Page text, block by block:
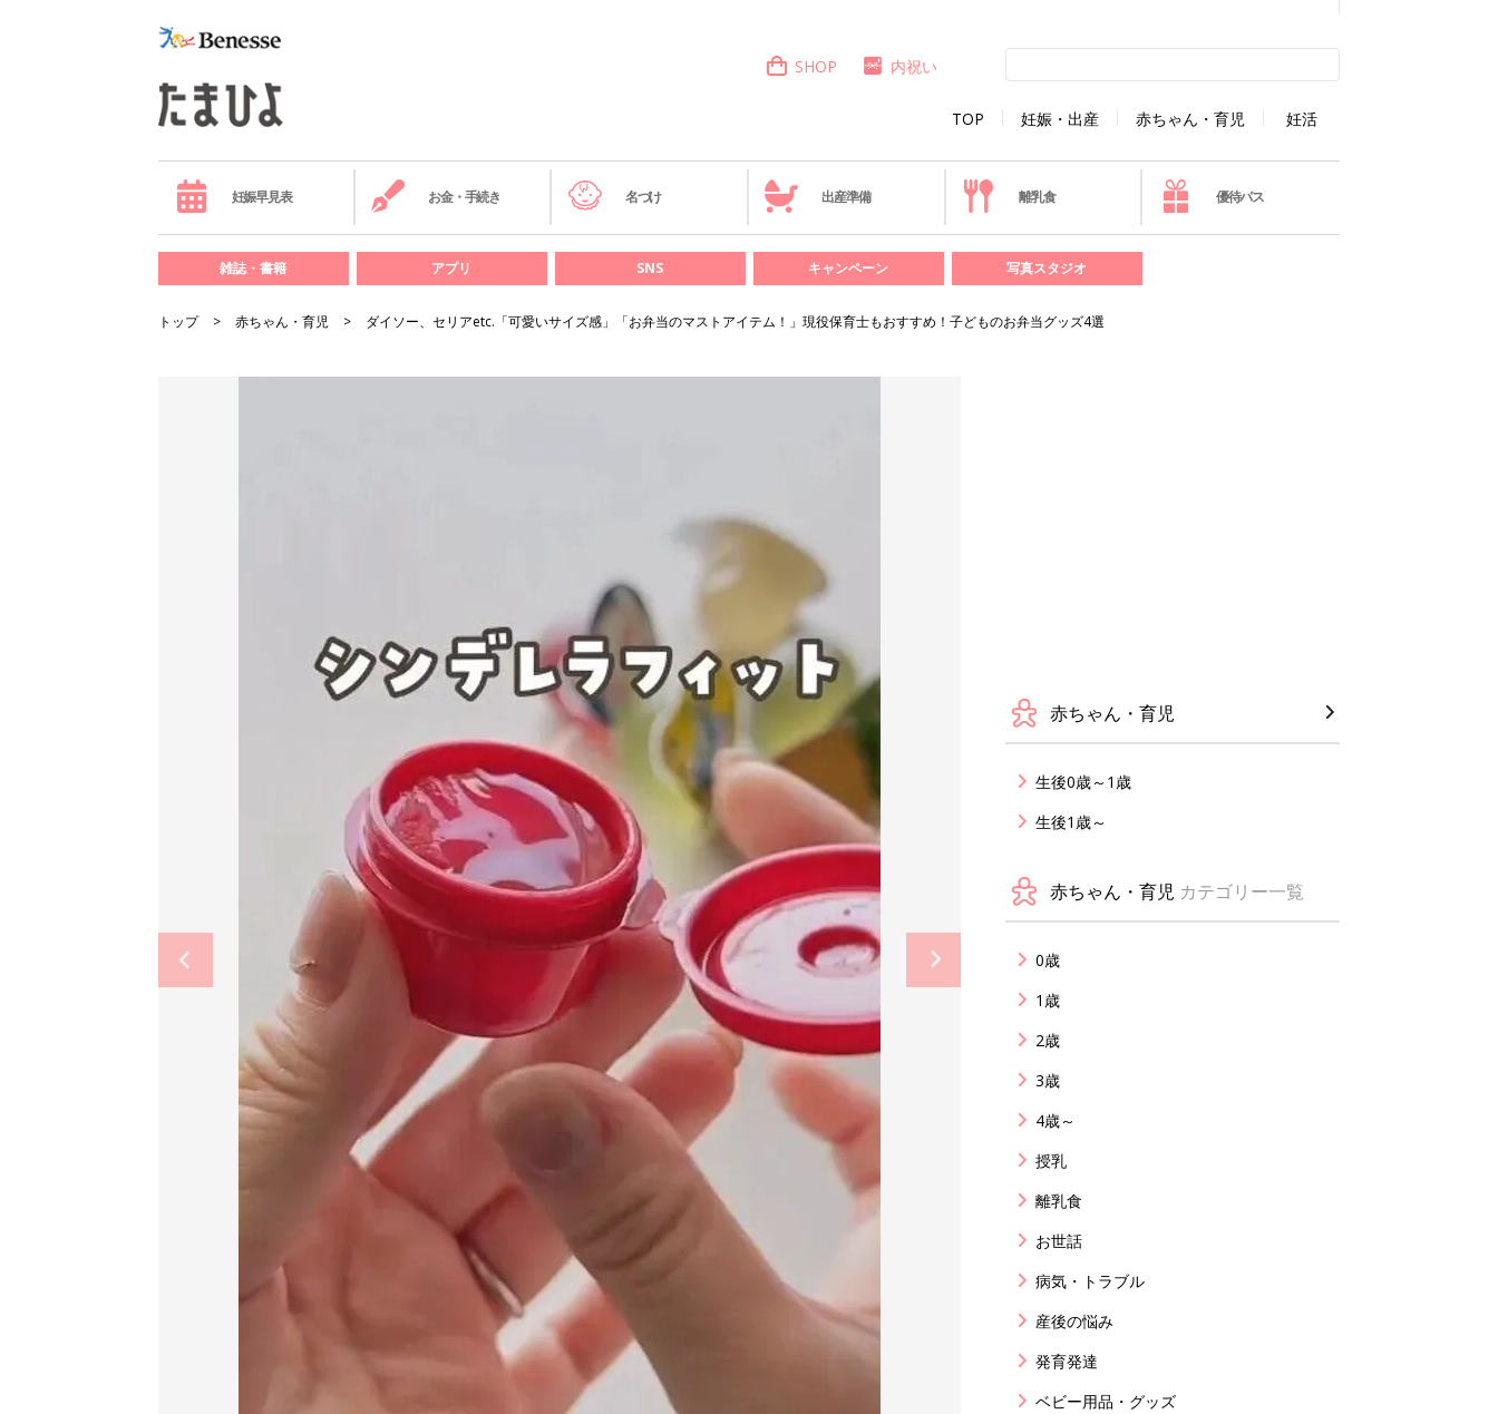
TOP 妊娠・出産 赤ちゃん・育児 妊活
SHOP 内祝い
妊娠早見表 お金・手続き 名づけ 出産準備 離乳食 優待パス
雑誌・書籍 アプリ SNS キャンペーン 写真スタジオ
トップ 赤ちゃん・育児 ダイソー、セリアetc.「可愛いサイズ感」「お弁当のマストアイテム！」現役保育士もおすすめ！子どものお弁当グッズ4選
赤ちゃん・育児
生後0歳～1歳
生後1歳～
赤ちゃん・育児 カテゴリー一覧
0歳
1歳
2歳
3歳
4歳～
授乳
離乳食
お世話
病気・トラブル
産後の悩み
発育発達
ベビー用品・グッズ